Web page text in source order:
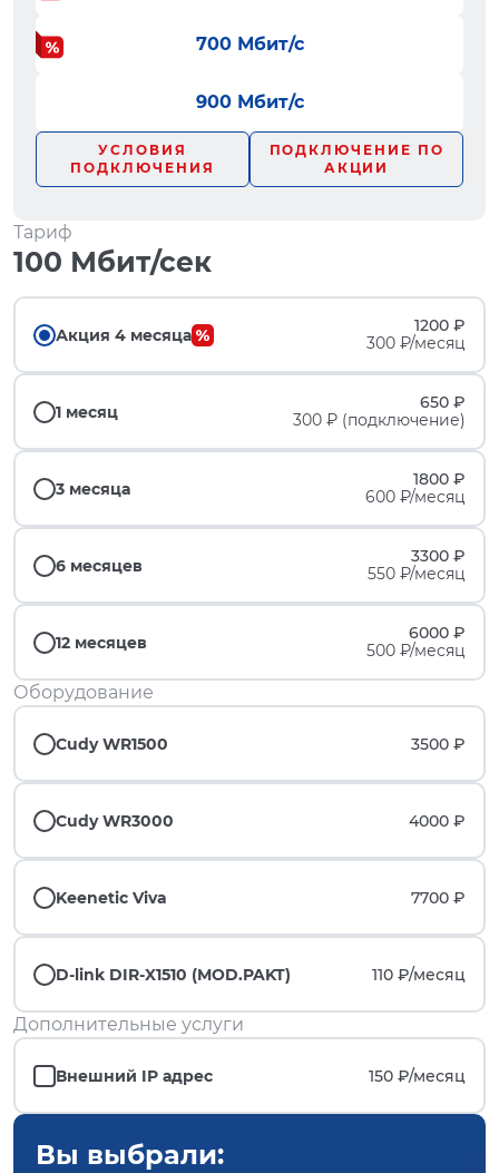
700 Мбит/с
900 Мбит/с
УСЛОВИЯ
ПОДКЛЮЧЕНИЯ
ПОДКЛЮЧЕНИЕ ПО
АКЦИИ
Тариф
100 Мбит/сек
Акция 4 месяца
1200 ₽
300 ₽/месяц
1 месяц
650 ₽
300 ₽ (подключение)
3 месяца
1800 ₽
600 ₽/месяц
6 месяцев
3300 ₽
550 ₽/месяц
12 месяцев
6000 ₽
500 ₽/месяц
Оборудование
Cudy WR1500 3500 ₽
Cudy WR3000 4000 ₽
Keenetic Viva 7700 ₽
D-link DIR-X1510 (MOD.PAKT) 110 ₽/месяц
Дополнительные услуги
Внешний IP адрес 150 ₽/месяц
Вы выбрали: